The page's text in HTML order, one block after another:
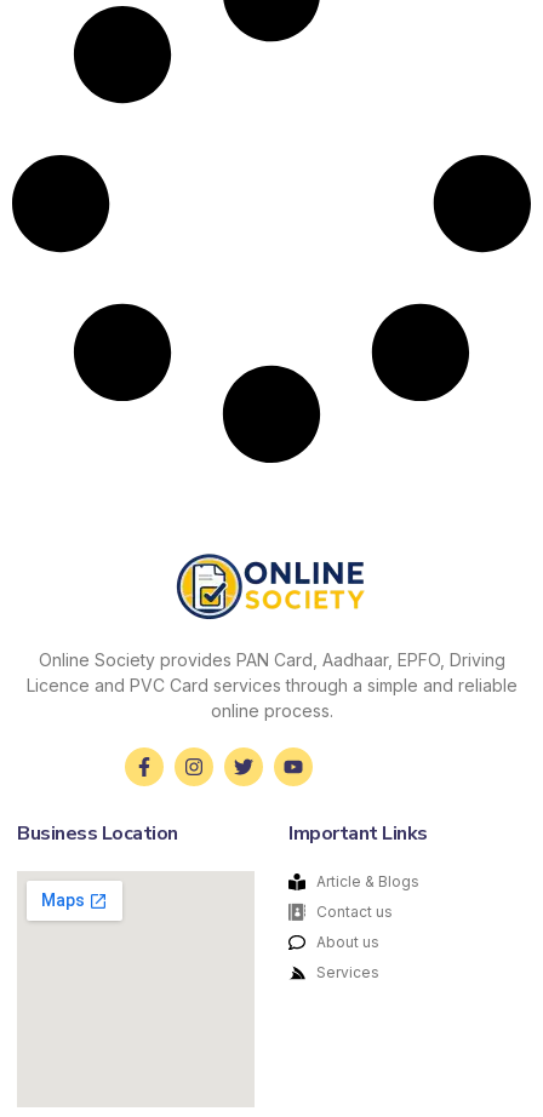
Online Society provides PAN Card, Aadhaar, EPFO, Driving
Licence and PVC Card services through a simple and reliable
online process.
Business Location Important Links
Article & Blogs
Contact us
About us
Services